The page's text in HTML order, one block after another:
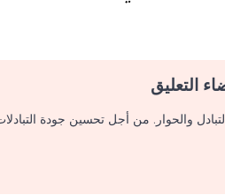
التعليق
والحوار. من أجل تحسين جودة